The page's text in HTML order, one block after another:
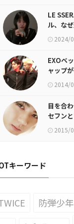
LE
ル、な
流す涙
2024/
EXOベ
ャップ
2014/
目を合
セフン
画像が
2015/
キーワード
防弾少